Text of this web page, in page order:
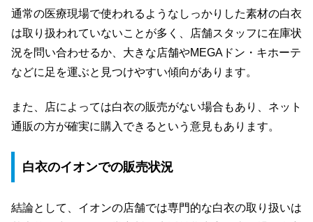
通常の医療現場で使われるようなしっかりした素材の白衣
は取り扱われていないことが多く、店舗スタッフに在庫状
況を問い合わせるか、大きな店舗やMEGAドン・キホーテ
などに足を運ぶと見つけやすい傾向があります。
また、店によっては白衣の販売がない場合もあり、ネット
通販の方が確実に購入できるという意見もあります。
白衣のイオンでの販売状況
結論として、イオンの店舗では専門的な白衣の取り扱いは